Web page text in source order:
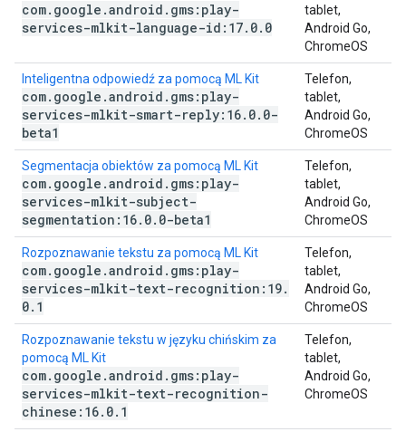
com. google .android . gms:play-
services-mlkit-language-id:17. 0. 0
tablet,
Android Go,
ChromeOS
Inteligentna odpowiedź za pomocą ML Kit
com. google .android . gms:play-
services-mlkit-smart-reply:16. 0. 0-
beta1
Telefon,
tablet,
Android Go,
ChromeOS
Segmentacja obiektów za pomocą ML Kit
com. google .android . gms:play-
services-mlkit-subject-
segmentation:16. 0. 0-beta1
Telefon,
tablet,
Android Go,
ChromeOS
Rozpoznawanie tekstu za pomocą ML Kit
com. google .android . gms:play-
services-mlkit-text-recognition:19.
0. 1
Telefon,
tablet,
Android Go,
ChromeOS
Rozpoznawanie tekstu w języku chińskim za
pomocą ML Kit
com. google .android . gms:play-
services-mlkit-text-recognition-
chinese:16. 0. 1
Telefon,
tablet,
Android Go,
ChromeOS